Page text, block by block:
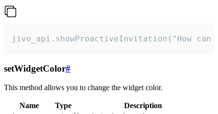
jivo_api.showProactiveInvitation("How
setWidgetColor#
This method allows you to change the widget color.
Name Type
Description